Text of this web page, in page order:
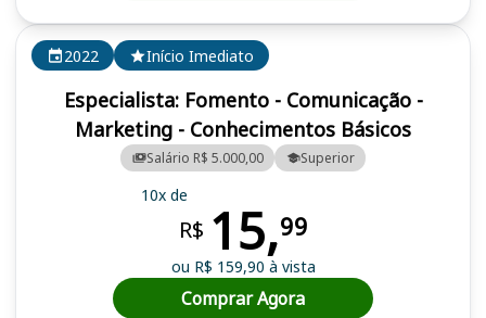
2022 Início Imediato
Especialista: Fomento - Comunicação -
Marketing - Conhecimentos Básicos
Salário R$ 5.000,00 Superior
10x de
R$ 15,99
ou R$ 159,90 à vista
Comprar Agora